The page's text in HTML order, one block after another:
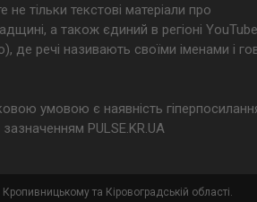
тільки текстові матеріали про
а також єдиний в регіоні
де речі називають своїми іменами і
умовою є наявність
PULSE.KR.UA
та Кіровоградській області.